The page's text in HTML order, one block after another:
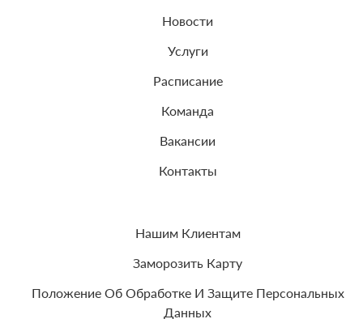
Новости
Услуги
Расписание
Команда
Вакансии
Контакты
Нашим Клиентам
Заморозить Карту
Положение Об Обработке И Защите Персональных
Данных